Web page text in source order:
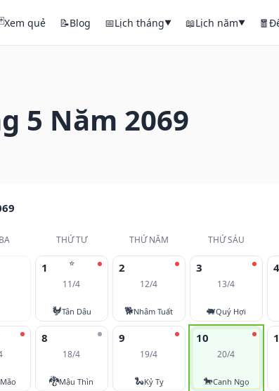
Xem quẻ 📝Blog 📅Lịch tháng▼ 📖Lịch năm▼ 🧧
5 Năm 2069
THỨ TƯ THỨ NĂM THỨ SÁU
⭐
1
11/4
🐓Tân Dậu
2
12/4
🐕Nhâm Tuất
3
13/4
🐖Quý Hợi
4
8
18/4
🐉Mậu Thìn
9
19/4
🐍Kỷ Tỵ
10
20/4
🐎Canh Ngọ